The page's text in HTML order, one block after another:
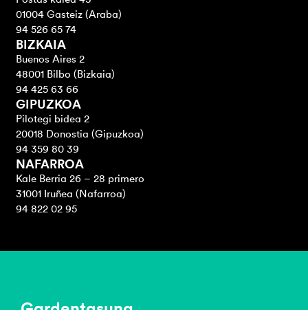
01004 Gasteiz (Araba)
94 526 65 74
BIZKAIA
Buenos Aires 2
48001 Bilbo (Bizkaia)
94 425 63 66
GIPUZKOA
Pilotegi bidea 2
20018 Donostia (Gipuzkoa)
94 359 80 39
NAFARROA
Kale Berria 26 – 28 primero
31001 Iruñea (Nafarroa)
94 822 02 95